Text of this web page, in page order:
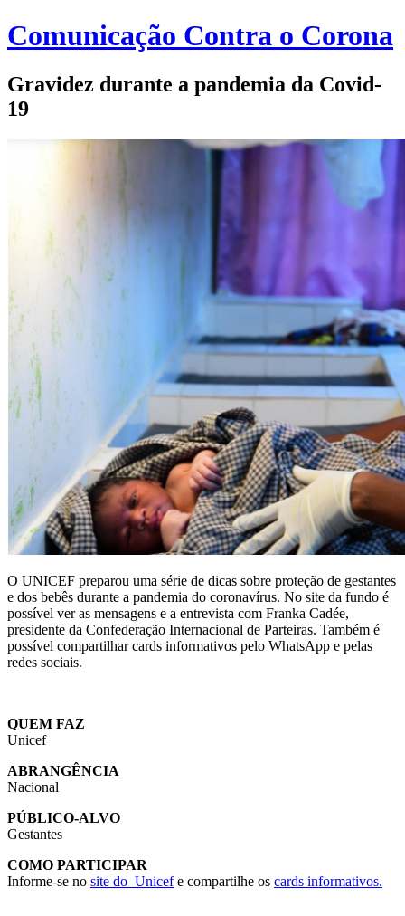
Comunicação Contra o Corona
Gravidez durante a pandemia da Covid-
19
O UNICEF preparou uma série de dicas sobre proteção de gestantes
e dos bebês durante a pandemia do coronavírus. No site da fundo é
possível ver as mensagens e a entrevista com Franka Cadée,
presidente da Confederação Internacional de Parteiras. Também é
possível compartilhar cards informativos pelo WhatsApp e pelas
redes sociais.
QUEM FAZ
Unicef
ABRANGÊNCIA
Nacional
PÚBLICO-ALVO
Gestantes
COMO PARTICIPAR
Informe-se no site do Unicefe compartilhe os cards informativos.